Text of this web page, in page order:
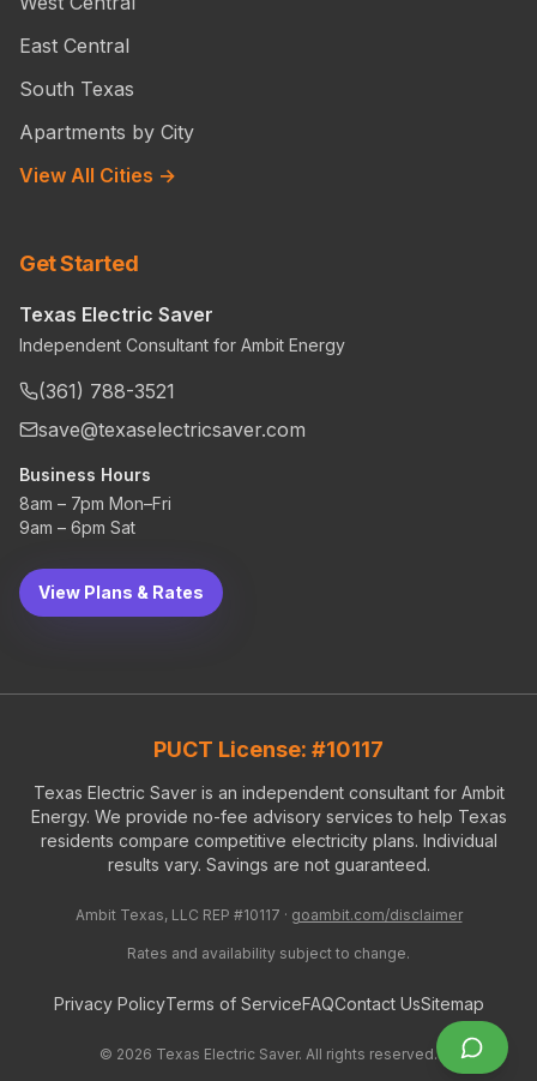
East Central
South Texas
Apartments by City
View All Cities →
Get Started
Texas Electric Saver
Independent Consultant for Ambit Energy
(361) 788-3521
save@texaselectricsaver.com
Business Hours
8am – 7pm Mon–Fri
9am – 6pm Sat
View Plans & Rates
PUCT License: #10117
Texas Electric Saver is an independent consultant for Ambit
Energy. We provide no-fee advisory services to help Texas
residents compare competitive electricity plans. Individual
results vary. Savings are not guaranteed.
Ambit Texas, LLC REP #10117 · goambit.com/disclaimer
Rates and availability subject to change.
Privacy PolicyTerms of ServiceFAQContact UsSitemap
© 2026 Texas Electric Saver. All rights reserved.